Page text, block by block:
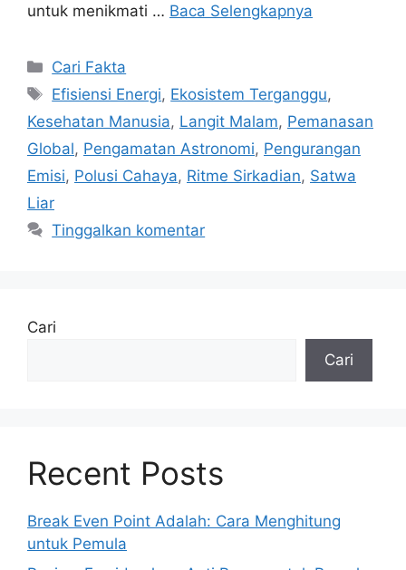
untuk menikmati … Baca Selengkapnya
Kategori
Cari Fakta
Tag
Efisiensi Energi, Ekosistem Terganggu,
Kesehatan Manusia, Langit Malam, Pemanasan
Global, Pengamatan Astronomi, Pengurangan
Emisi, Polusi Cahaya, Ritme Sirkadian, Satwa
Liar
Tinggalkan komentar
Cari
Cari
Recent Posts
Break Even Point Adalah: Cara Menghitung
untuk Pemula